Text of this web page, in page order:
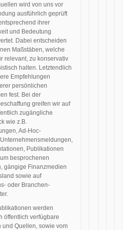
wird von uns vor
ausführlich geprüft
ihrer
und Bedeutung
Dabei entscheiden
Maßstäben, welche
relevant, zu konservativ
halten. Letztendlich
Empfehlungen
persönlichen
fest. Bei der
greifen wir auf
zugängliche
wie z.B.
Ad-Hoc-
Publikationen
besprochenen
gängige Finanzmedien
sowie auf
oder Branchen-
werden
öffentlich verfügbare
und Quellen, sowie vom